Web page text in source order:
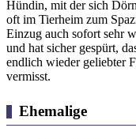
Hündin, mit der sich
oft im Tierheim zum
Einzug auch sofort sehr
und hat sicher gespürt,
endlich wieder geliebter
vermisst.
Ehemalige